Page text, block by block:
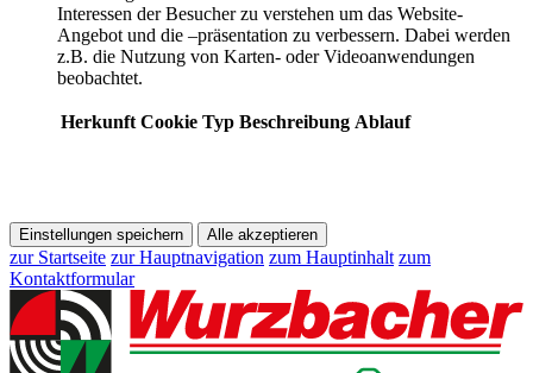
Interessen der Besucher zu verstehen um das Website-
Angebot und die –präsentation zu verbessern. Dabei werden
z.B. die Nutzung von Karten- oder Videoanwendungen
beobachtet.
Herkunft Cookie Typ Beschreibung Ablauf
Einstellungen speichern Alle akzeptieren
zur Startseite zur Hauptnavigation zum Hauptinhalt zum
Kontaktformular